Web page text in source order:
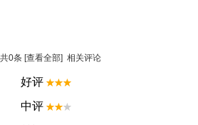
共0条 [查看全部] 相关评论